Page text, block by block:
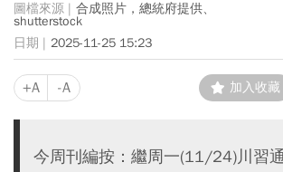
合成照片，總統府提供、
shutterstock
2025-11-25 15:23
+A -A 加入收藏
今周刊編按：繼周一(11/24)川習